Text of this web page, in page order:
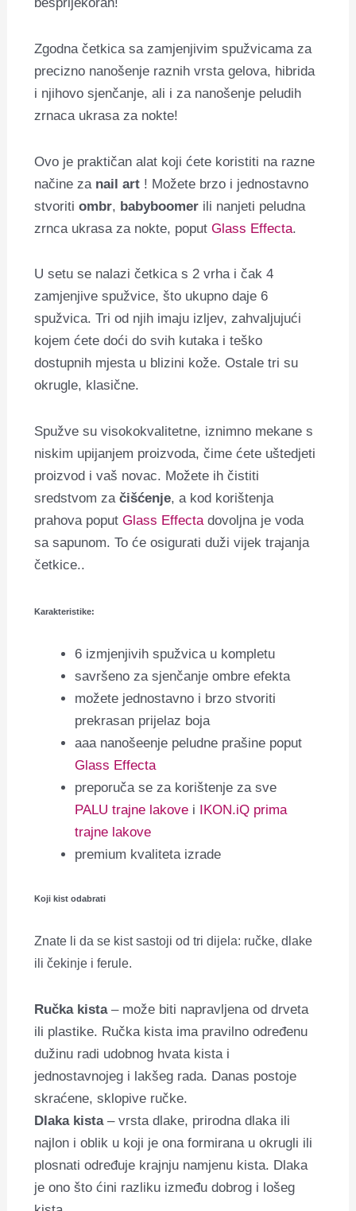
Zgodna četkica sa zamjenjivim spužvicama za
precizno nanošenje raznih vrsta gelova, hibrida
i njihovo sjenčanje, ali i za nanošenje peludih
zrnaca ukrasa za nokte!
Ovo je praktičan alat koji ćete koristiti na razne
načine za nail art ! Možete brzo i jednostavno
stvoritiombr, babyboomer ili nanjeti peludna
zrnca ukrasa za nokte, poputGlass Effecta.
U setu se nalazi četkica s 2 vrha i čak 4
zamjenjive spužvice, što ukupno daje 6
spužvica. Tri od njih imaju izljev, zahvaljujući
kojem ćete doći do svih kutaka i teško
dostupnih mjesta u blizini kože. Ostale tri su
okrugle, klasične.
Spužve su visokokvalitetne, iznimno mekane s
niskim upijanjem proizvoda, čime ćete uštedjeti
proizvod i vaš novac. Možete ih čistiti
sredstvom začišćenje, a kod korištenja
prahova poputGlass Effectadovoljna je voda
sa sapunom. To će osigurati duži vijek trajanja
četkice..
Karakteristike:
6 izmjenjivih spužvica u kompletu
savršeno za sjenčanje ombre efekta
možete jednostavno i brzo stvoriti
prekrasan prijelaz boja
aaa nanošeenje peludne prašine poput
Glass Effecta
preporuča se za korištenje za sve
PALU trajne lakove i
IKON.iQ prima
trajne lakove
premium kvaliteta izrade
Koji kist odabrati
Znate li da se kist sastoji od tri dijela: ručke, dlake
ili čekinje i ferule.
Ručka kista– može biti napravljena od drveta
ili plastike. Ručka kista ima pravilno određenu
dužinu radi udobnog hvata kista i
jednostavnojeg i lakšeg rada. Danas postoje
skraćene, sklopive ručke.
Dlaka kista– vrsta dlake, prirodna dlaka ili
najlon i oblik u koji je ona formirana u okrugli ili
plosnati određuje krajnju namjenu kista. Dlaka
je ono što ćini razliku između dobrog i lošeg